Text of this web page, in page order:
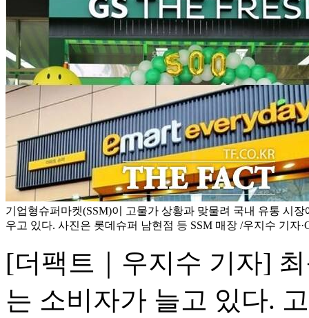
기업형슈퍼마켓(SSM)이 고물가 상황과 맞물려 국내 유통 시
우고 있다. 사진은 롯데슈퍼 남현점 등 SSM 매장 /우지수 기자
[더팩트｜우지수 기자]
는 소비자가 늘고 있다.